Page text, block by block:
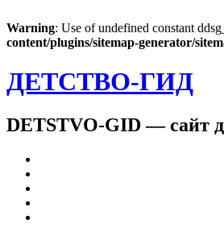
Warning: Use of undefined constant
content/plugins/sitemap-generator/
ДЕТСТВО-ГИД
DETSTVO-GID — сайт